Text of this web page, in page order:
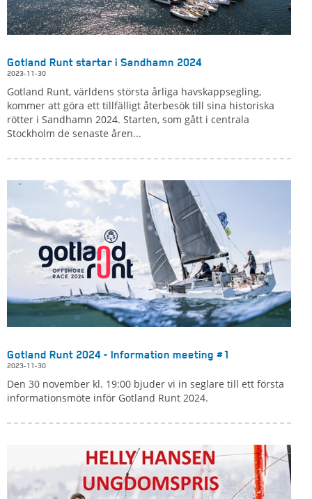
Gotland Runt startar i Sandhamn 2024
2023-11-30
Gotland Runt, världens största årliga havskappsegling,
kommer att göra ett tillfälligt återbesök till sina historiska
rötter i Sandhamn 2024. Starten, som gått i centrala
Stockholm de senaste åren...
Gotland Runt 2024 - Information meeting #1
2023-11-30
Den 30 november kl. 19:00 bjuder vi in seglare till ett första
informationsmöte inför Gotland Runt 2024.